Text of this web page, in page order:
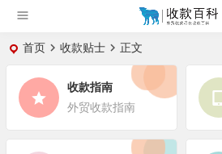
首页 收款贴士 正文
收款指南
外贸收款指南